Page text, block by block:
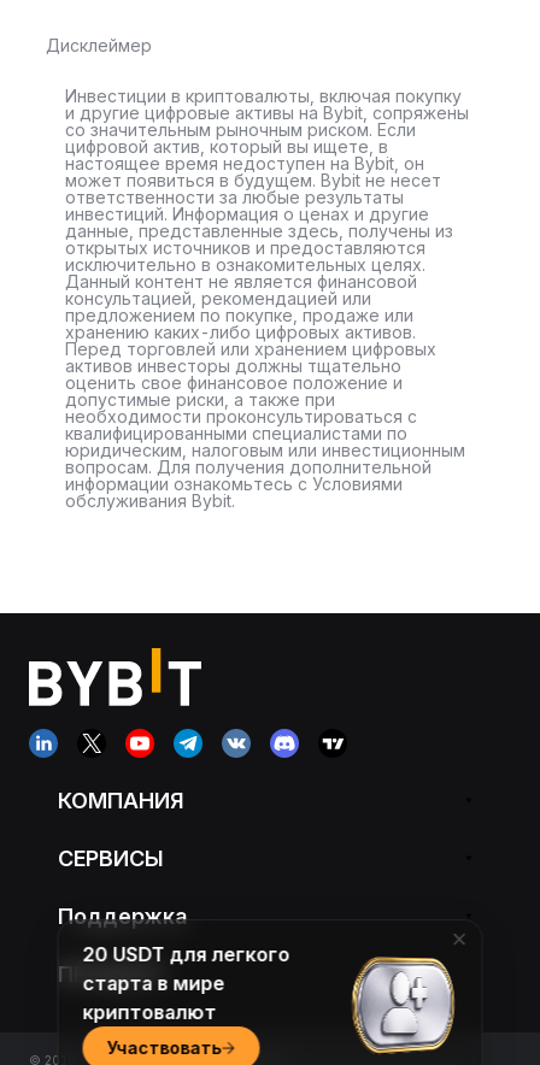
Дисклеймер
Инвестиции в криптовалюты, включая покупку
и другие цифровые активы на Bybit, сопряжены
со значительным рыночным риском. Если
цифровой актив, который вы ищете, в
настоящее время недоступен на Bybit, он
может появиться в будущем. Bybit не несет
ответственности за любые результаты
инвестиций. Информация о ценах и другие
данные, представленные здесь, получены из
открытых источников и предоставляются
исключительно в ознакомительных целях.
Данный контент не является финансовой
консультацией, рекомендацией или
предложением по покупке, продаже или
хранению каких-либо цифровых активов.
Перед торговлей или хранением цифровых
активов инвесторы должны тщательно
оценить свое финансовое положение и
допустимые риски, а также при
необходимости проконсультироваться с
квалифицированными специалистами по
юридическим, налоговым или инвестиционным
вопросам. Для получения дополнительной
информации ознакомьтесь с Условиями
обслуживания Bybit.
КОМПАНИЯ
СЕРВИСЫ
Поддержка
ПРОДУКТ
© 2018-2026 Bybit.com. All rights reserved.
20 USDT для легкого
старта в мире
криптовалют
Участвовать